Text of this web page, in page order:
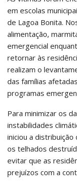
em escolas
de Lagoa Bonita.
alimentação,
emergencial
retornar às
realizam o
das famílias
programas
Para minimizar os
instabilidades
iniciou a
os telhados
evitar que as
prejuízos com a